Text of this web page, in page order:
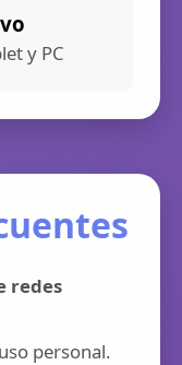
y PC
redes
personal.